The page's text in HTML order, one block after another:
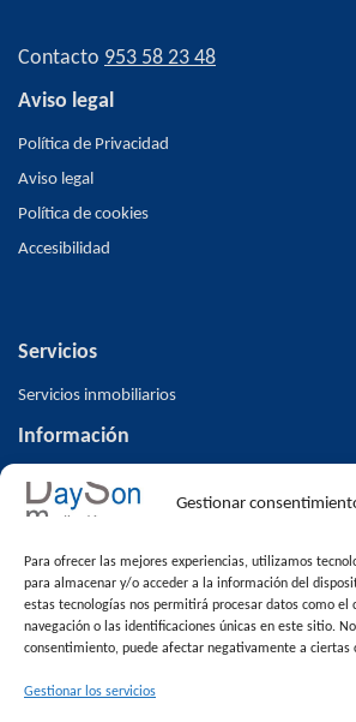
Gestionar
Para ofrecer las mejores experiencias, utilizamos
para almacenar y/o acceder a la información del
estas tecnologías nos permitirá procesar datos como el
navegación o las identificaciones únicas en este sitio.
consentimiento, puede afectar negativamente a ciertas
Gestionar los servicios
Contacto 953 58 23 48
Aviso legal
Política de Privacidad
Aviso legal
Política de cookies
Accesibilidad
Servicios
Servicios inmobiliarios
Información
Inicio
Inmuebles
Blog
Contacto
Venta de pisos en Alcalá la Real
Inmuebles